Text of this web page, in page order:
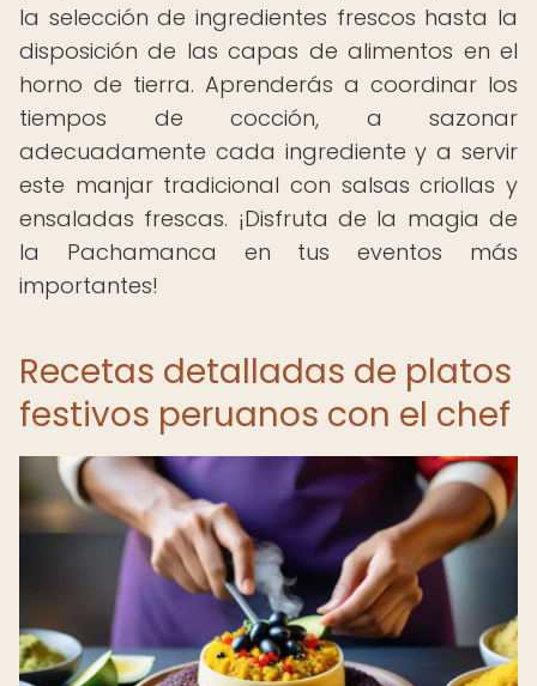
la selección de ingredientes frescos hasta la
disposición de las capas de alimentos en el
horno de tierra. Aprenderás a coordinar los
tiempos de cocción, a sazonar
adecuadamente cada ingrediente y a servir
este manjar tradicional con salsas criollas y
ensaladas frescas. ¡Disfruta de la magia de
la Pachamanca en tus eventos más
importantes!
Recetas detalladas de platos
festivos peruanos con el chef